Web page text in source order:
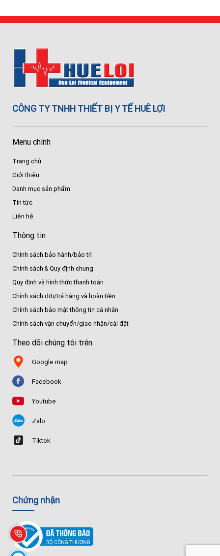
CÔNG TY TNHH THIẾT BỊ Y TẾ HUÊ LỢI
Menu chính
Trang chủ
Giới thiệu
Danh mục sản phẩm
Tin tức
Liên hệ
Thông tin
Chính sách bảo hành/bảo trì
Chính sách & Quy định chung
Quy định và hình thức thanh toán
Chính sách đổi/trả hàng và hoàn tiền
Chính sách bảo mật thông tin cá nhân
Chính sách vận chuyển/giao nhận/cài đặt
Theo dõi chúng tôi trên
Google map
Facebook
Youtube
Zalo
Tiktok
Chứng nhận